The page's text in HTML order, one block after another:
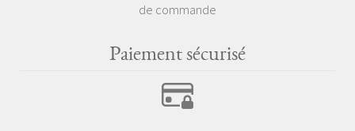
de commande
Paiement sécurisé